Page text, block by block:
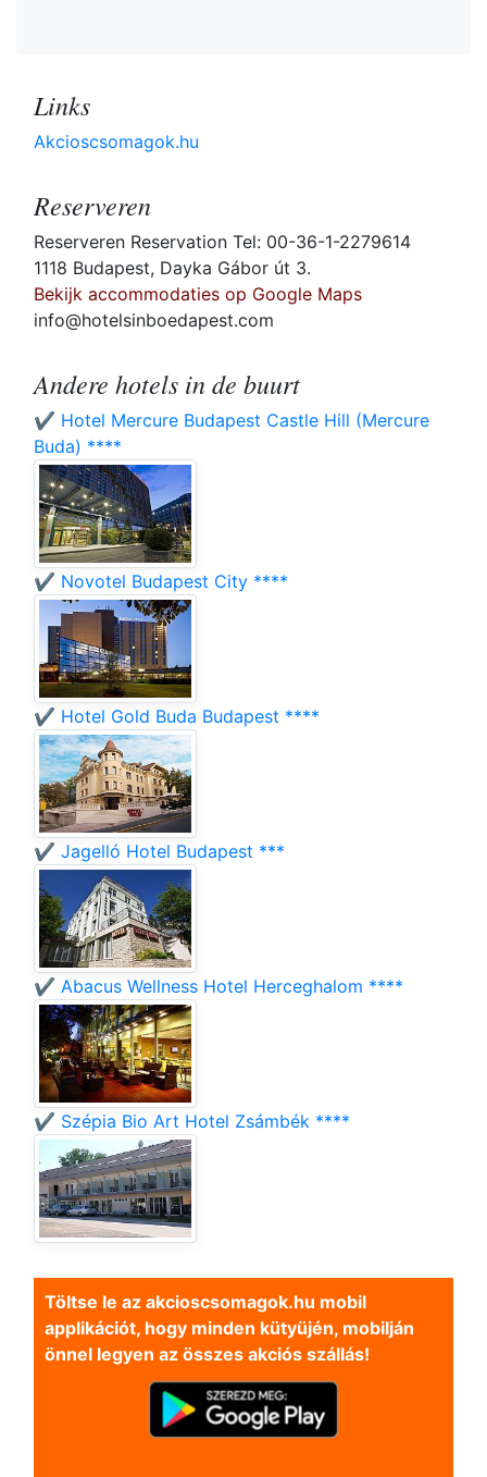
Links
Akcioscsomagok.hu
Reserveren
Reserveren Reservation Tel: 00-36-1-2279614
1118 Budapest, Dayka Gábor út 3.
Bekijk accommodaties op Google Maps
info@hotelsinboedapest.com
Andere hotels in de buurt
✔️ Hotel Mercure Budapest Castle Hill (Mercure
Buda) ****
✔️ Novotel Budapest City ****
✔️ Hotel Gold Buda Budapest ****
✔️ Jagelló Hotel Budapest ***
✔️ Abacus Wellness Hotel Herceghalom ****
✔️ Szépia Bio Art Hotel Zsámbék ****
Töltse le az akcioscsomagok.hu mobil
applikációt, hogy minden kütyüjén, mobilján
önnel legyen az összes akciós szállás!